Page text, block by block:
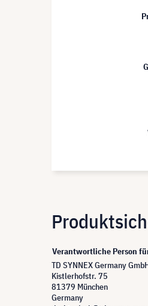
Verantwortliche Person
TD SYNNEX Germany
Kistlerhofstr. 75
81379 München
Germany